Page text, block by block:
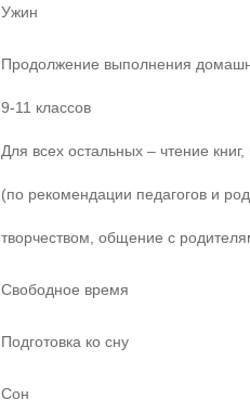
Ужин
Продолжение выполнения
9-11 классов
Для всех остальных – чтение
(по рекомендации педагогов и
творчеством, общение с
Свободное время
Подготовка ко сну
Сон